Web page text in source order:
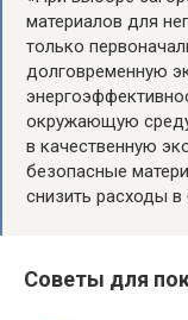
материалов для
только
долговременную
окружающую
в качественную
безопасные
снизить расходы
Советы для